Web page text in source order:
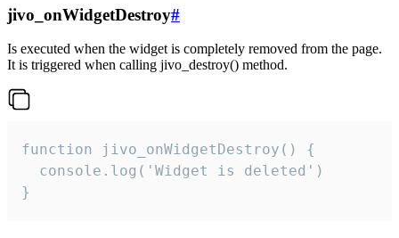
jivo_onWidgetDestroy#
Is executed when the widget is completely removed from the page.
It is triggered when calling jivo_destroy() method.
function jivo_onWidgetDestroy() {
  console.log('Widget is deleted')
}